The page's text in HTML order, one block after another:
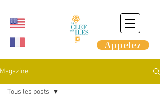
Appelez
Magazine
Tous les posts